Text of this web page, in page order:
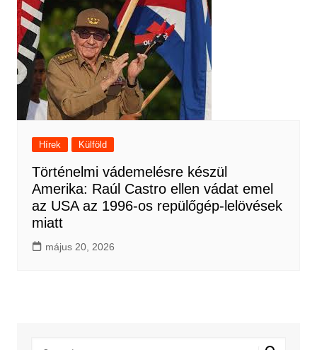
Hírek Külföld
Történelmi vádemelésre készül
Amerika: Raúl Castro ellen vádat emel
az USA az 1996-os repülőgép-lelövések
miatt
május 20, 2026